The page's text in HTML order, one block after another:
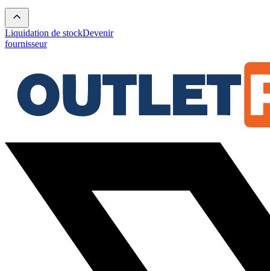
Liquidation de stockDevenir
fournisseur